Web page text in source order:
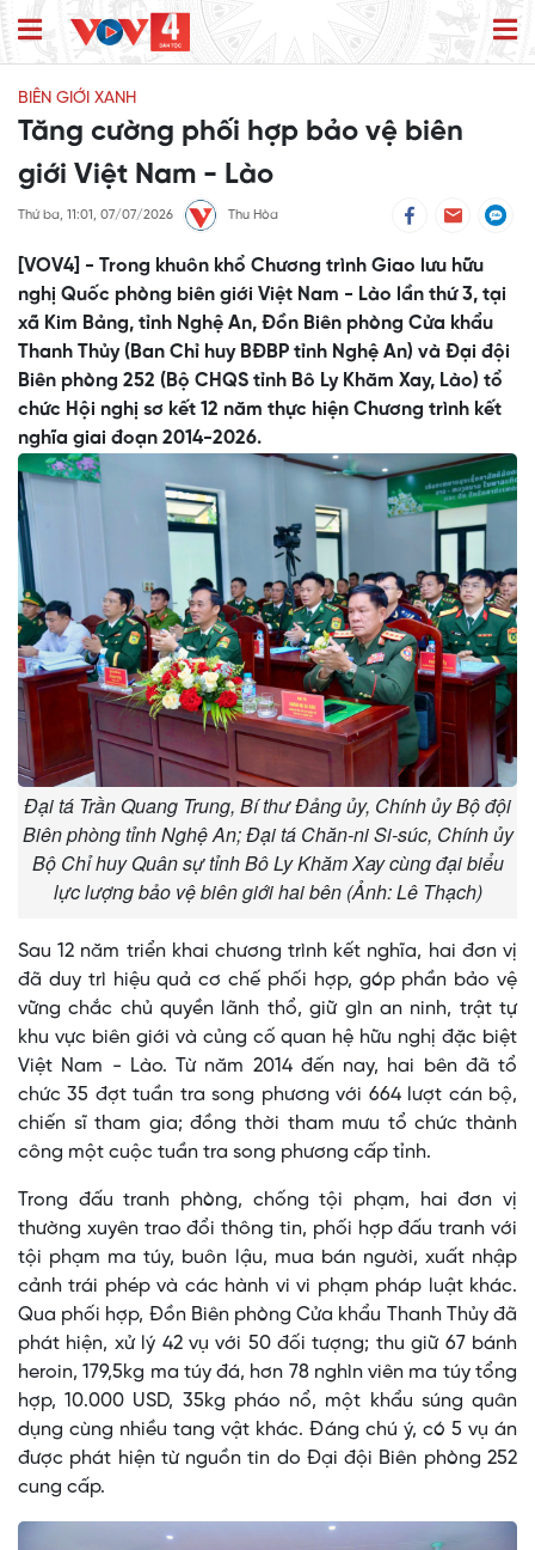
BIÊN GIỚI XANH
Tăng cường phối hợp bảo vệ biên
giới Việt Nam - Lào
Thứ ba, 11:01, 07/07/2026 Thu Hòa
[VOV4] - Trong khuôn khổ Chương trình Giao lưu hữu
nghị Quốc phòng biên giới Việt Nam - Lào lần thứ 3, tại
xã Kim Bảng, tỉnh Nghệ An, Đồn Biên phòng Cửa khẩu
Thanh Thủy (Ban Chỉ huy BĐBP tỉnh Nghệ An) và Đại đội
Biên phòng 252 (Bộ CHQS tỉnh Bô Ly Khăm Xay, Lào) tổ
chức Hội nghị sơ kết 12 năm thực hiện Chương trình kết
nghĩa giai đoạn 2014-2026.
Đại tá Trần Quang Trung, Bí thư Đảng ủy, Chính ủy Bộ đội
Biên phòng tỉnh Nghệ An; Đại tá Chăn-ni Si-súc, Chính ủy
Bộ Chỉ huy Quân sự tỉnh Bô Ly Khăm Xay cùng đại biểu
lực lượng bảo vệ biên giới hai bên (Ảnh: Lê Thạch)
Sau 12 năm triển khai chương trình kết nghĩa, hai đơn vị
đã duy trì hiệu quả cơ chế phối hợp, góp phần bảo vệ
vững chắc chủ quyền lãnh thổ, giữ gìn an ninh, trật tự
khu vực biên giới và củng cố quan hệ hữu nghị đặc biệt
Việt Nam - Lào. Từ năm 2014 đến nay, hai bên đã tổ
chức 35 đợt tuần tra song phương với 664 lượt cán bộ,
chiến sĩ tham gia; đồng thời tham mưu tổ chức thành
công một cuộc tuần tra song phương cấp tỉnh.
Trong đấu tranh phòng, chống tội phạm, hai đơn vị
thường xuyên trao đổi thông tin, phối hợp đấu tranh với
tội phạm ma túy, buôn lậu, mua bán người, xuất nhập
cảnh trái phép và các hành vi vi phạm pháp luật khác.
Qua phối hợp, Đồn Biên phòng Cửa khẩu Thanh Thủy đã
phát hiện, xử lý 42 vụ với 50 đối tượng; thu giữ 67 bánh
heroin, 179,5kg ma túy đá, hơn 78 nghìn viên ma túy tổng
hợp, 10.000 USD, 35kg pháo nổ, một khẩu súng quân
dụng cùng nhiều tang vật khác. Đáng chú ý, có 5 vụ án
được phát hiện từ nguồn tin do Đại đội Biên phòng 252
cung cấp.